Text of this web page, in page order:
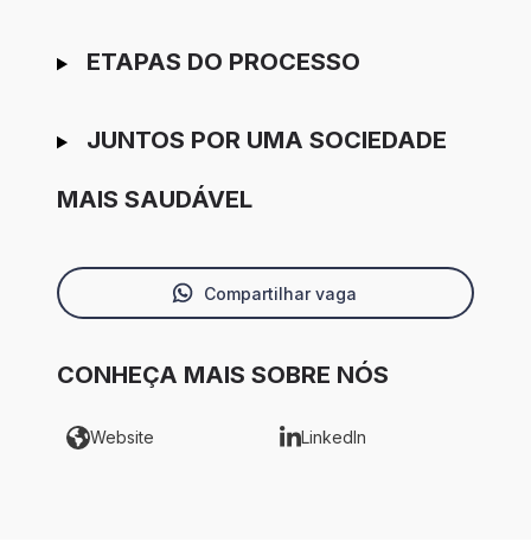
ETAPAS DO PROCESSO
JUNTOS POR UMA SOCIEDADE
MAIS SAUDÁVEL
Compartilhar vaga
CONHEÇA MAIS SOBRE NÓS
Website LinkedIn